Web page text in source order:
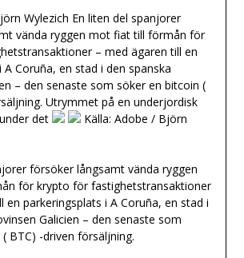
Wylezich En liten del spanjorer
vända ryggen mot fiat till förmån för
– med ägaren till en
Coruña, en stad i den spanska
– den senaste som söker en bitcoin (
Utrymmet på en underjordisk
det
Källa: Adobe / Björn
försöker långsamt vända ryggen
för krypto för fastighetstransaktioner
en parkeringsplats i A Coruña, en stad i
Galicien – den senaste som
BTC) -driven försäljning.